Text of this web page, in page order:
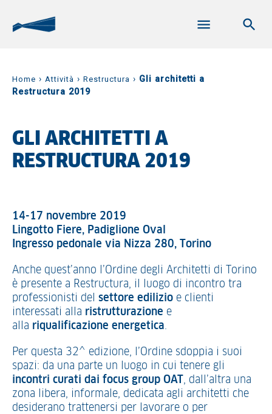
Home › Attività › Restructura › Gli architetti a
Restructura 2019
GLI ARCHITETTI A
RESTRUCTURA 2019
14-17 novembre 2019
Lingotto Fiere, Padiglione Oval
Ingresso pedonale via Nizza 280, Torino
Anche quest’anno l’Ordine degli Architetti di Torino
è presente a Restructura, il luogo di incontro tra
professionisti del settore edilizio e clienti
interessati alla ristrutturazione e
alla riqualificazione energetica.
Per questa 32^ edizione, l’Ordine sdoppia i suoi
spazi: da una parte un luogo in cui tenere gli
incontri curati dai focus group OAT , dall’altra una
zona libera, informale, dedicata agli architetti che
desiderano trattenersi per lavorare o per